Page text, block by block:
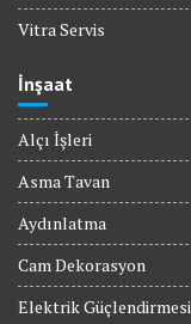
Vitra Servis
İnşaat
Alçı İşleri
Asma Tavan
Aydınlatma
Cam Dekorasyon
Elektrik Güçlendirmesi